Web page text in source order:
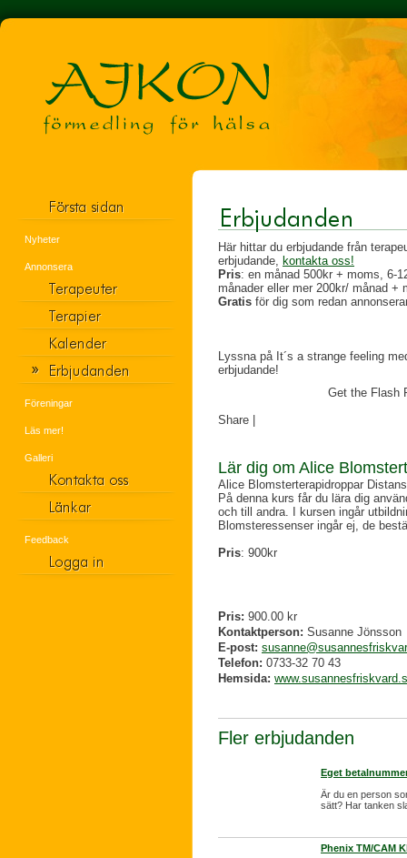
Nyheter
Annonsera
Föreningar
Läs mer!
Galleri
Feedback
Här hittar du erbjudande från
erbjudande, kontakta oss!
Pris: en månad 500kr + moms, 6-
månader eller mer 200kr/ månad +
Gratis för dig som redan
Lyssna på It´s a strange feeling
erbjudande!
Get the Flash
Share
Lär dig om Alice
Alice Blomsterterapidroppar
På denna kurs får du lära dig
och till andra. I kursen ingår
Blomsteressenser ingår ej, de
Pris: 900kr
Pris: 900.00 kr
Kontaktperson: Susanne Jönsson
E-post:
Telefon: 0733-32 70 43
Hemsida:
Fler erbjudanden
Eget
Är du en person
sätt? Har tanken
Phenix TM/CAM